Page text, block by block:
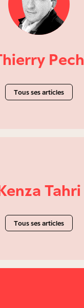
Pech
Tous ses articles
Tahri
Tous ses articles